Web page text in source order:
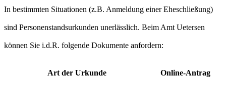
In bestimmten Situationen (z.B. Anmeldung einer Eheschließung)
sind Personenstandsurkunden unerlässlich. Beim Amt Uetersen
können Sie i.d.R. folgende Dokumente anfordern:
Art der Urkunde Online-Antrag